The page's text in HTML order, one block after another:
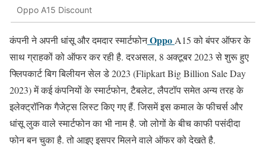
Oppo A15 Discount
कंपनी ने अपनी धांसू और दमदार स्मार्टफोनOppo A15 को बंपर ऑफर के
साथ ग्राहकों को ऑफर कर रही है. दरअसल, 8 अक्टूबर 2023 से शुरू हुए
फ्लिपकार्ट बिग बिलीयन सेल डे 2023 (Flipkart Big Billion Sale Day
2023) में कई कंपनियों के स्मार्टफोन, टैबलेट, लैपटॉप समेत अन्य तरह के
इलेक्ट्रॉनिक गैजेट्स लिस्ट किए गए हैं. जिसमें इस कमाल के फीचर्स और
धांसू लुक वाले स्मार्टफोन का भी नाम है. जो लोगों के बीच काफी पसंदीदा
फोन बन चुका है. तो आइए इसपर मिलने वाले ऑफर को देखते है.